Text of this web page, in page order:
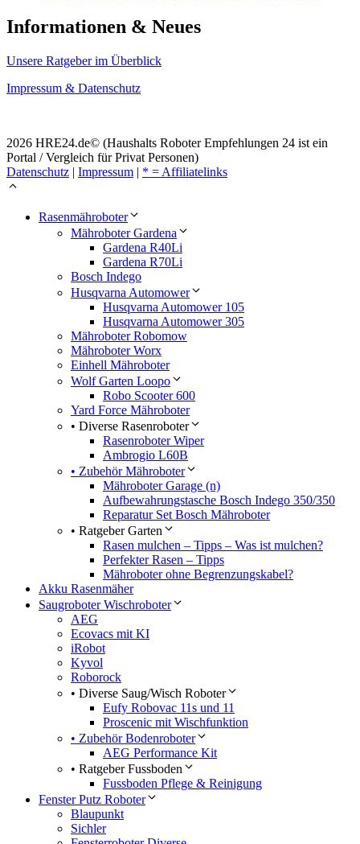
Informationen & Neues
Unsere Ratgeber im Überblick
Impressum & Datenschutz
2026 HRE24.de© (Haushalts Roboter Empfehlungen 24 ist ein
Portal / Vergleich für Privat Personen)
Datenschutz | Impressum | * = Affiliatelinks
Rasenmähroboter
Mähroboter Gardena
Gardena R40Li
Gardena R70Li
Bosch Indego
Husqvarna Automower
Husqvarna Automower 105
Husqvarna Automower 305
Mähroboter Robomow
Mähroboter Worx
Einhell Mähroboter
Wolf Garten Loopo
Robo Scooter 600
Yard Force Mähroboter
• Diverse Rasenroboter
Rasenroboter Wiper
Ambrogio L60B
• Zubehör Mähroboter
Mähroboter Garage (n)
Aufbewahrungstasche Bosch Indego 350/350
Reparatur Set Bosch Mähroboter
• Ratgeber Garten
Rasen mulchen – Tipps – Was ist mulchen?
Perfekter Rasen – Tipps
Mähroboter ohne Begrenzungskabel?
Akku Rasenmäher
Saugroboter Wischroboter
AEG
Ecovacs mit KI
iRobot
Kyvol
Roborock
• Diverse Saug/Wisch Roboter
Eufy Robovac 11s und 11
Proscenic mit Wischfunktion
• Zubehör Bodenroboter
AEG Performance Kit
• Ratgeber Fussboden
Fussboden Pflege & Reinigung
Fenster Putz Roboter
Blaupunkt
Sichler